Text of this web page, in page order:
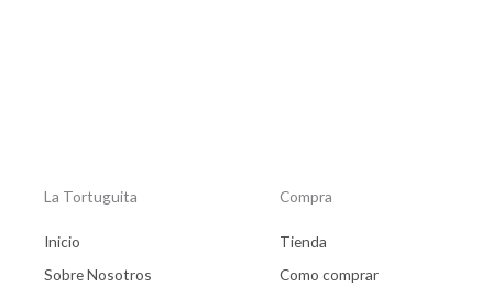
La Tortuguita
Inicio
Sobre Nosotros
Compra
Tienda
Como comprar